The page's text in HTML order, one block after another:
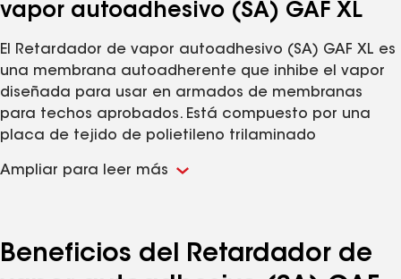
vapor autoadhesivo (SA) GAF XL
El Retardador de vapor autoadhesivo (SA) GAF XL es
una membrana autoadherente que inhibe el vapor
diseñada para usar en armados de membranas
para techos aprobados. Está compuesto por una
placa de tejido de polietileno trilaminado
mejorado de alta adherencia. La cara inferior se
producto excepcionalmente duradero y de gran
resistencia a la tensión puede exponerse hasta 180
Ampliar para leer más
Beneficios del Retardador de